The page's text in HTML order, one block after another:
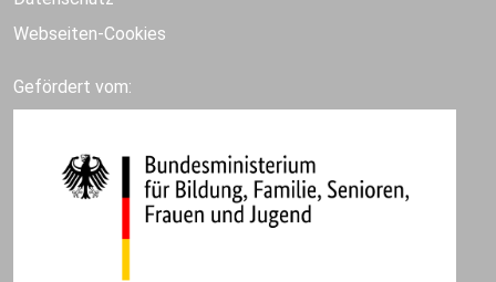
Webseiten-Cookies
Gefördert vom: